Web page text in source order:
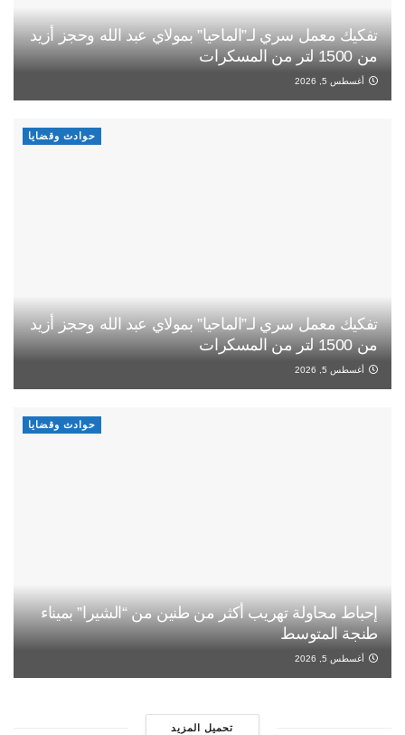
تفكيك معمل سري لـ”الماحيا” بمولاي عبد الله وحجز أزيد
من 1500 لتر من المسكرات
أغسطس 5, 2026
حوادث وقضايا
تفكيك معمل سري لـ”الماحيا” بمولاي عبد الله وحجز أزيد
من 1500 لتر من المسكرات
أغسطس 5, 2026
حوادث وقضايا
إحباط محاولة تهريب أكثر من طنين من “الشيرا” بميناء
طنجة المتوسط
أغسطس 5, 2026
تحميل المزيد